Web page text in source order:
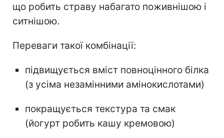
що робить страву набагато поживнішою і
ситнішою.
Переваги такої комбінації:
підвищується вміст повноцінного білка
(з усіма незамінними амінокислотами)
покращується текстура та смак
(йогурт робить кашу кремовою)